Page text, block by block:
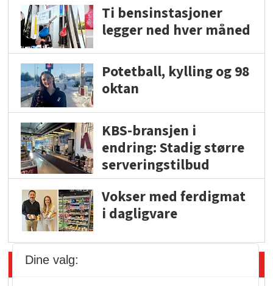
Ti bensinstasjoner
legger ned hver måned
Potetball, kylling og 98
oktan
KBS-bransjen i
endring: Stadig større
serveringstilbud
Vokser med ferdigmat
i dagligvare
Siste artikler - Butikk i praksis
Dine valg: